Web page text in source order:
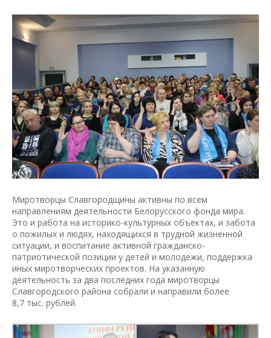
Миротворцы Славгородщины активны по всем
направлениям деятельности Белорусского фонда мира.
Это и работа на историко-культурных объектах, и забота
о пожилых и людях, находящихся в трудной жизненной
ситуации, и воспитание активной гражданско-
патриотической позиции у детей и молодежи, поддержка
иных миротворческих проектов. На указанную
деятельность за два последних года миротворцы
Славгородского района собрали и направили более
8,7 тыс. рублей.